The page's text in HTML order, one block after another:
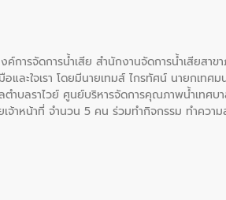
ารจัดการน้ำเสีย สำนักงานจัดการน้ำเสียสา
และใจเรา โดยมีนายเทมส์ ไกรทัศน์ นายกเทศ
ตำบลราไวย์ ศูนย์บริหารจัดการคุณภาพน้ำเทศ
จ้าหน้าที่ จำนวน 5 คน ร่วมทำกิจกรรม ทำคว
ง จังหวัดภูเก็ต